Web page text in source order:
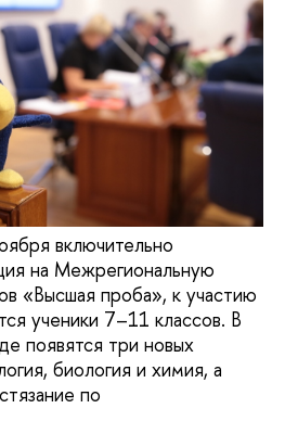
включительно
на Межрегиональную
«Высшая проба», к участию
ученики 7–11 классов. В
появятся три новых
биология и химия, а
по